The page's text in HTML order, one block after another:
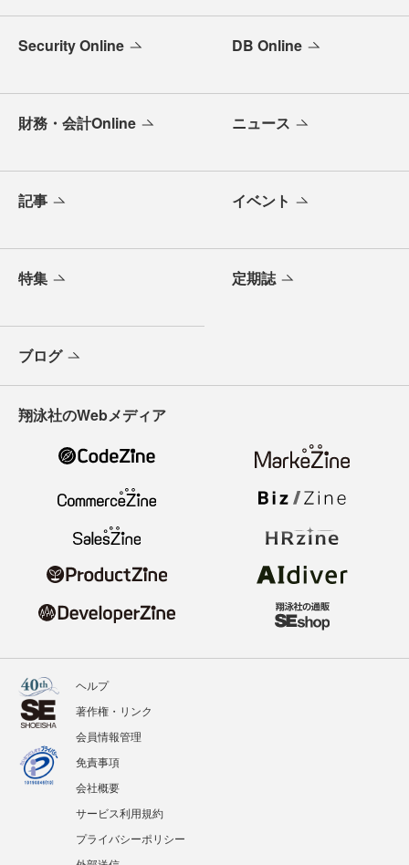
Security Online DB Online
財務・会計Online ニュース
記事 イベント
特集 定期誌
ブログ
翔泳社のWebメディア
ヘルプ
著作権・リンク
会員情報管理
免責事項
会社概要
サービス利用規約
プライバシーポリシー